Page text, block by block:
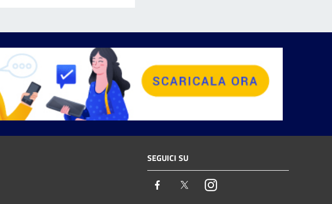
SEGUICI SU
Facebook TwitterInstagram